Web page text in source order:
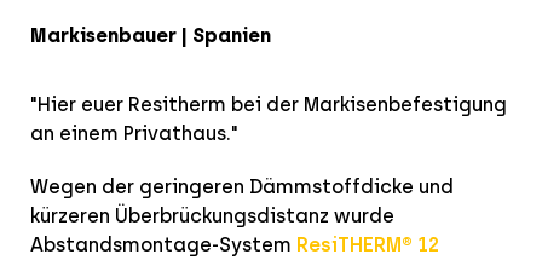
Markisenbauer | Spanien
"Hier euer Resitherm bei der Markisenbefestigung
an einem Privathaus."
Wegen der geringeren Dämmstoffdicke und
kürzeren Überbrückungsdistanz wurde
Abstandsmontage-System ResiTHERM® 12